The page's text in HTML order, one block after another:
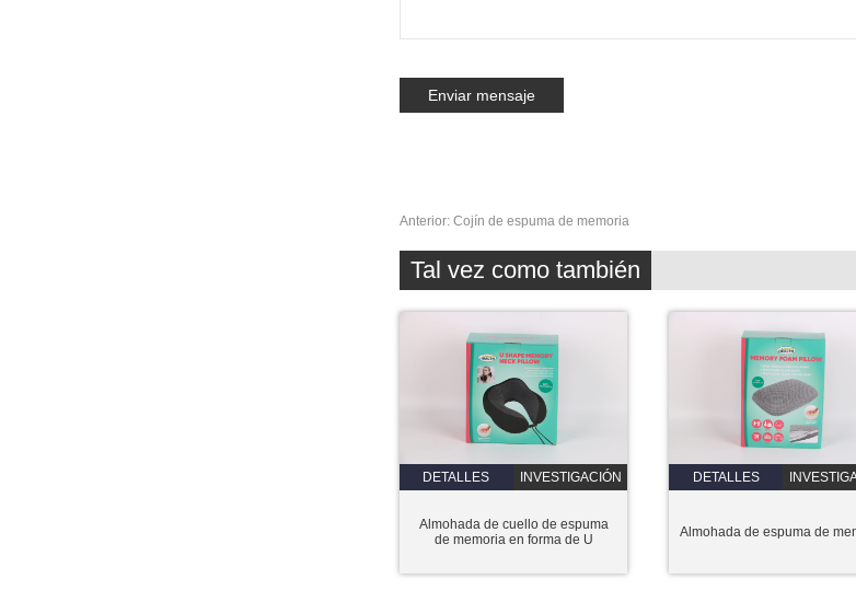
Anterior: Cojín de espuma de memoria
Tal vez como también
DETALLES INVESTIGACIÓN
Almohada de cuello de espuma
de memoria en forma de U
DETALLES
Almohada de espuma de